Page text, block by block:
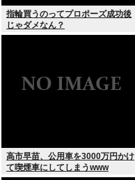
指輪買うのってプロポーズ成功後
じゃダメなん？
高市早苗、公用車を3000万円かけ
て喫煙車にしてしまうwww